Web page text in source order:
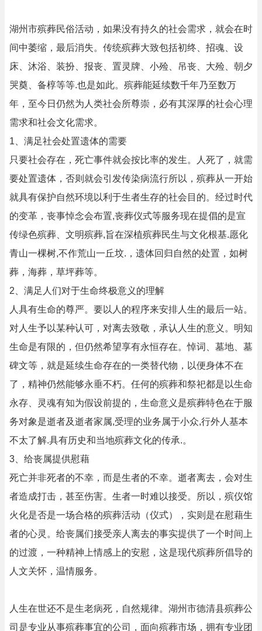
湖州市殡葬民俗活动，如果没有持久的社会需求，就会在时
间中萎缩，最后消失。传统殡葬大致包括初终、招魂、设
床、沐浴、装扮、报丧、置灵牌、小殓、吊丧、大殓、朝夕
哭奠、备椁等等.也是如此。殡葬能延续数千年乃至数万
年，至今日仍然为人类社会所尊崇，必有其深厚的社会心理
需求和社会文化需求。
1、满足社会处置遗体的需要
只要社会存在，死亡事件就会按比率的发生。人死了，就需
要处置遗体，否则就会引发传染病流行所以，殡葬从一开始
就具有保护自然环境以利于生者生存的社会目的。经过时代
的变革，丧事悼念会布置,丧葬仪式等服务现在提倡的是宣
传绿色殡葬、文明殡葬,旨在深植殡葬民生与文化根基.愿化
青山一棵树,不作荒山一丘坟.，遗体回归自然的处置，如树
葬，海葬，草坪葬等。
2、满足人们对于生命终极意义的理解
人具有生命的尊严。要以人的程序来安排人生的最后一站。
对人生予以某种认可，对离去致敬，承认人生的意义。明知
生命是有限的，但仍然希望享有永恒存在。悼词、墓地、墓
碑文等，就是延续生命存在的一类替代物，以便身体不在
了，精神仍然能够永垂不朽。任何的殡葬和祭祀都是以生命
永存、灵魂有知为假设前提的，生命意义是殡葬特色在于服
务对象是逝者及逝者家属,受理的业务属于小众,行外人基本
不太了解.具有历史和当地殡葬文化的传承.。
3、给丧属提供慰藉
死亡并非死者的不幸，而是生者的不幸。逝者离去，会对生
者造成打击，甚至伤害。生者一时难以接受。所以，殡仪馆
火化是否是一场合格的殡葬活动（仪式），实则是在慰藉生
者的心灵。给丧属们接受亲人离去的事实提供了一个时间上
的过渡，一种精神上情感上的安慰，这是现代殡葬所倡导的
人文关怀，温情服务。
人生在世还不是生老病死，自然规律。湖州市德清县殡葬公
司是专业从事殡葬事宜的公司，面向殡葬市场，拥有专业团